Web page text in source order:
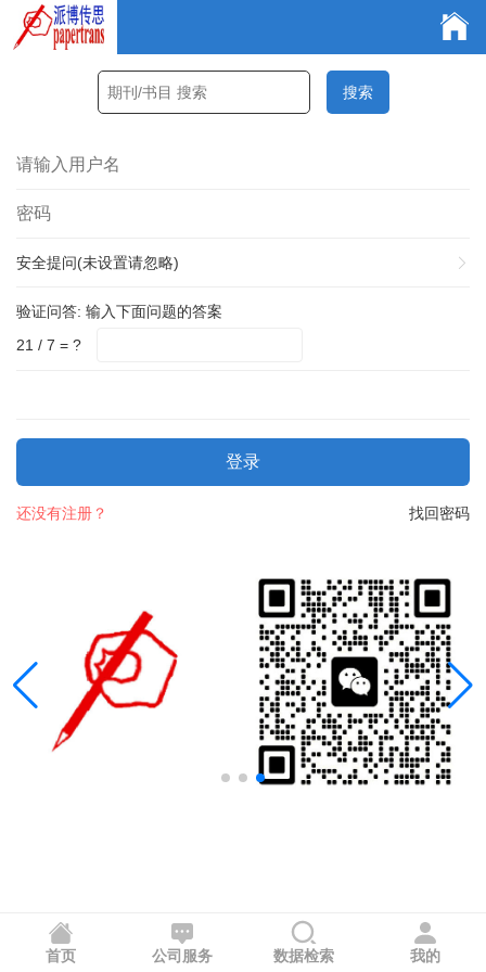
安全提问(未设置请忽略)
验证问答: 输入下面问题的答案
21 / 7 = ?
登录
找回密码
还没有注册？
首页 公司服务 数据检索 我的